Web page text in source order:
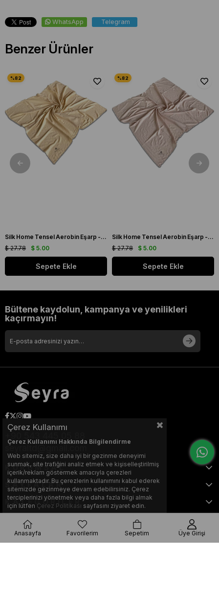
WhatsApp Telegram
Benzer Ürünler
Silk Home Tensel Aerobin Eşarp - 77001 - 00 Açık Krem
$ 5.00
$ 27.78
Sepete Ekle
Silk Home Tensel Aerobin Eşarp - 77001 - 00 Açık Vizon
$ 5.00
$ 27.78
Sepete Ekle
Bültene kaydolun, kampanya ve yenilikleri
kaçırmayın!
seyraltd@gmail.com
KURUMSAL
SAYFALAR
KATEGORİLER
Bu web sitesi, Nihat KILIÇARSLAN tarafından tasarlanmış ve optimize
Çerez Kullanımı
Çerez Kullanımı Hakkında Bilgilendirme
Web sitemiz, size daha iyi bir gezinme deneyimi
sunmak, site trafiğini analiz etmek ve kişiselleştirilmiş
içerik/reklam göstermek amacıyla çerezleri
kullanmaktadır. Bu çerezlerin kullanımını kabul ederek
sitemizde gezinmeye devam edebilirsiniz. Çerez
terciplerinizi yönetmek veya daha fazla bilgi almak
için lütfen Çerez Politikası sayfasını ziyaret edin.
Anasayfa Favorilerim Sepetim Üye Girişi